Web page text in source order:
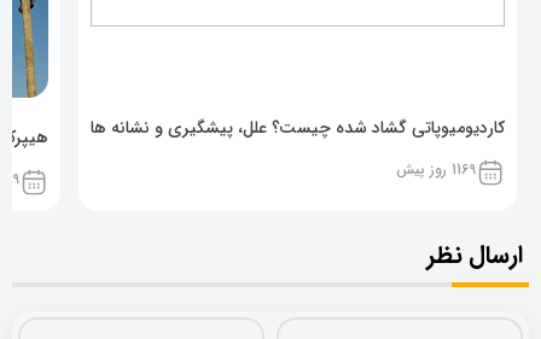
کاردیومیوپاتی گشاد شده چیست؟ علل، پیشگیری و نشانه ها
1169 روز پیش 1169
ارسال نظر